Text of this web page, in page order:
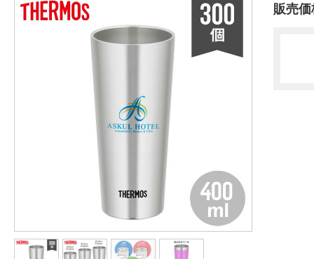
販売価